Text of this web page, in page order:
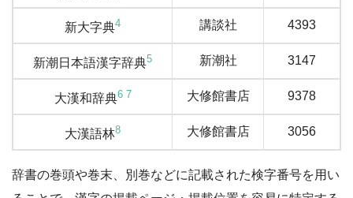
新大字典4 講談社 4393
新潮日本語漢字辞典5 新潮社 3147
大漢和辞典6 7 大修館書店 9378
大漢語林8 大修館書店 3056
辞書の巻頭や巻末、別巻などに記載された検字番号を用い